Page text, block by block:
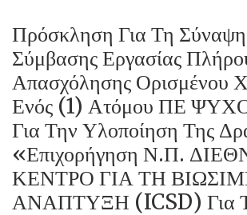
Πρόσκληση Για Τη Σύναψη
Σύμβασης Εργασίας
Απασχόλησης Ορισμένου
Ενός (1) Ατόμου ΠΕ
Για Την Υλοποίηση Της
«Επιχορήγηση Ν.Π.
ΚΕΝΤΡΟ ΓΙΑ ΤΗ
ΑΝΑΠΤΥΞΗ (ICSD) Για